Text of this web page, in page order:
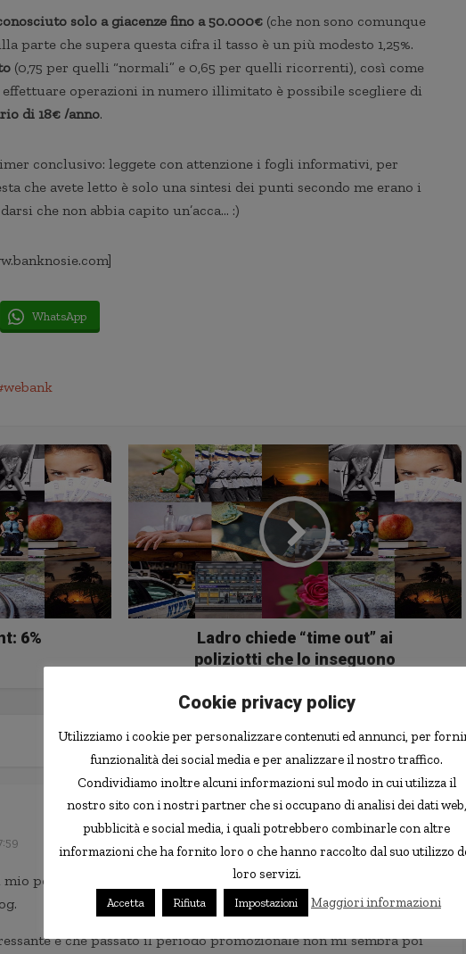
solo a giacenze fino a 50.000€ (che non sono comunque
parte che supera questa cifra il tasso è un più modesto 1,25%.
(0,75 per quelli “normali” e 0,65 per quelli ricorrenti), così come
effettuare operazioni in numero illimitato è possibile scegliere di
di 18€ /anno.
conclusivo: leggete con attenzione i fogli informativi, per
che avete letto è solo una sintesi dei punti secondo me erano i
che non abbia capito un’acca… :)
WhatsApp
webank
6%
Ladro chiede “time out” ai
poliziotti che lo inseguono
6 commenti
mio post sulla promozione We @ Bank, sto preparando la scheda del
è che passato il periodo promozionale non mi sembra poi
Cookie privacy policy
Utilizziamo i cookie per personalizzare contenuti ed annunci, per
funzionalità dei social media e per analizzare il nostro traffico.
Condividiamo inoltre alcuni informazioni sul modo in cui utilizza il
nostro sito con i nostri partner che si occupano di analisi dei dati web,
pubblicità e social media, i quali potrebbero combinarle con altre
informazioni che ha fornito loro o che hanno raccolto dal suo utilizzo
loro servizi.
Accetta Rifiuta Impostazioni Maggiori informazioni